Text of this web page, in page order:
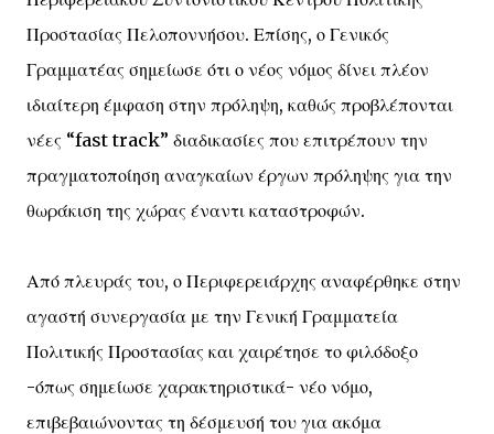
Προστασίας Πελοποννήσου. Επίσης, ο Γενικός
Γραμματέας σημείωσε ότι ο νέος νόμος δίνει πλέον
ιδιαίτερη έμφαση στην πρόληψη, καθώς προβλέπονται
νέες “fast track” διαδικασίες που επιτρέπουν την
πραγματοποίηση αναγκαίων έργων πρόληψης για την
θωράκιση της χώρας έναντι καταστροφών.
Από πλευράς του, ο Περιφερειάρχης αναφέρθηκε στην
αγαστή συνεργασία με την Γενική Γραμματεία
Πολιτικής Προστασίας και χαιρέτησε το φιλόδοξο
-όπως σημείωσε χαρακτηριστικά- νέο νόμο,
επιβεβαιώνοντας τη δέσμευσή του για ακόμα